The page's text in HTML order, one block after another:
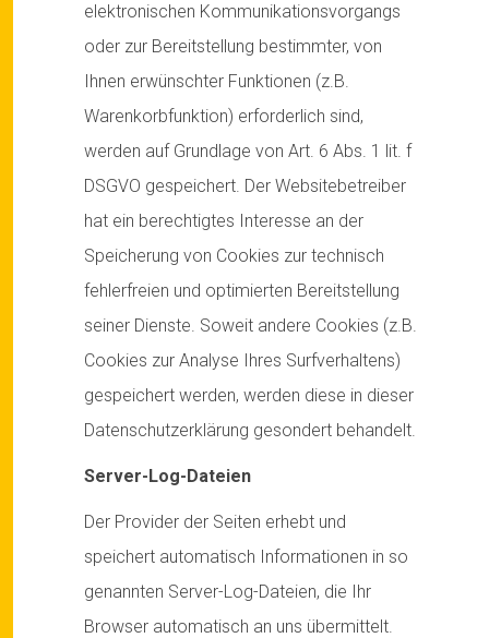
elektronischen Kommunikationsvorgangs
oder zur Bereitstellung bestimmter, von
Ihnen erwünschter Funktionen (z.B.
Warenkorbfunktion) erforderlich sind,
werden auf Grundlage von Art. 6 Abs. 1 lit. f
DSGVO gespeichert. Der Websitebetreiber
hat ein berechtigtes Interesse an der
Speicherung von Cookies zur technisch
fehlerfreien und optimierten Bereitstellung
seiner Dienste. Soweit andere Cookies (z.B.
Cookies zur Analyse Ihres Surfverhaltens)
gespeichert werden, werden diese in dieser
Datenschutzerklärung gesondert behandelt.
Server-Log-Dateien
Der Provider der Seiten erhebt und
speichert automatisch Informationen in so
genannten Server-Log-Dateien, die Ihr
Browser automatisch an uns übermittelt.